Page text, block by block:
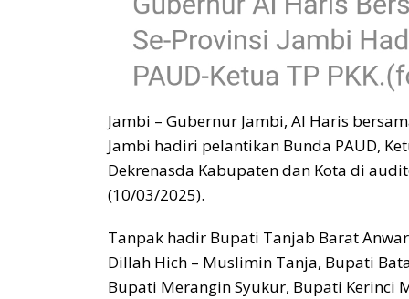
Jambi – Gubernur Jambi, Al Haris
Jambi hadiri pelantikan Bunda PAUD,
Dekrenasda Kabupaten dan Kota di
(10/03/2025).
Tanpak hadir Bupati Tanjab Barat
Dillah Hich – Muslimin Tanja, Bupati
Bupati Merangin Syukur, Bupati Kerinci